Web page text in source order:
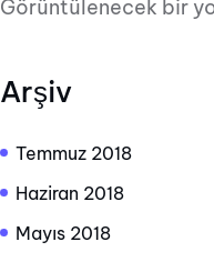
Görüntülenecek bir
Arşiv
Temmuz 2018
Haziran 2018
Mayıs 2018